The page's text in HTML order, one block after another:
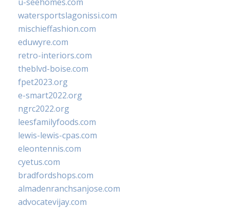
watersportslagonissi.com
mischieffashion.com
eduwyre.com
retro-interiors.com
theblvd-boise.com
fpet2023.org
e-smart2022.org
ngrc2022.org
leesfamilyfoods.com
lewis-lewis-cpas.com
eleontennis.com
cyetus.com
bradfordshops.com
almadenranchsanjose.com
advocatevijay.com